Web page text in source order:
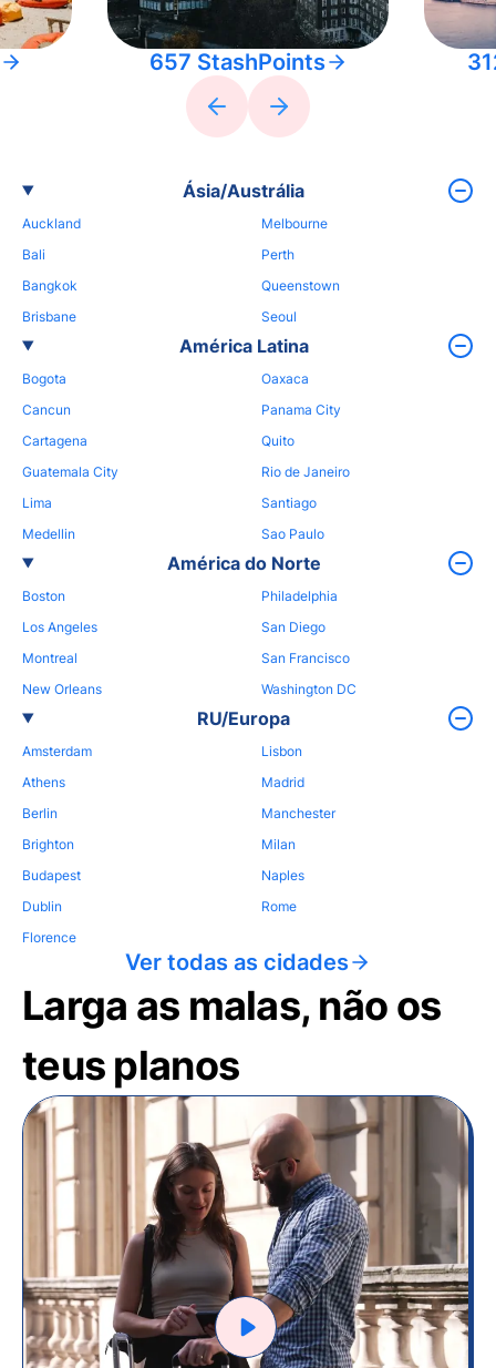
657 StashPoints
Ásia/Austrália
Auckland
Bali
Bangkok
Brisbane
Melbourne
Perth
Queenstown
Seoul
América Latina
Bogota
Cancun
Cartagena
Guatemala City
Lima
Medellin
Oaxaca
Panama City
Quito
Rio de Janeiro
Santiago
Sao Paulo
América do Norte
Boston
Los Angeles
Montreal
New Orleans
Philadelphia
San Diego
San Francisco
Washington DC
RU/Europa
Amsterdam
Athens
Berlin
Brighton
Budapest
Dublin
Florence
Lisbon
Madrid
Manchester
Milan
Naples
Rome
Ver todas as cidades
Larga as malas, não os
teus planos